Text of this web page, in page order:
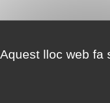
Aquest lloc web fa